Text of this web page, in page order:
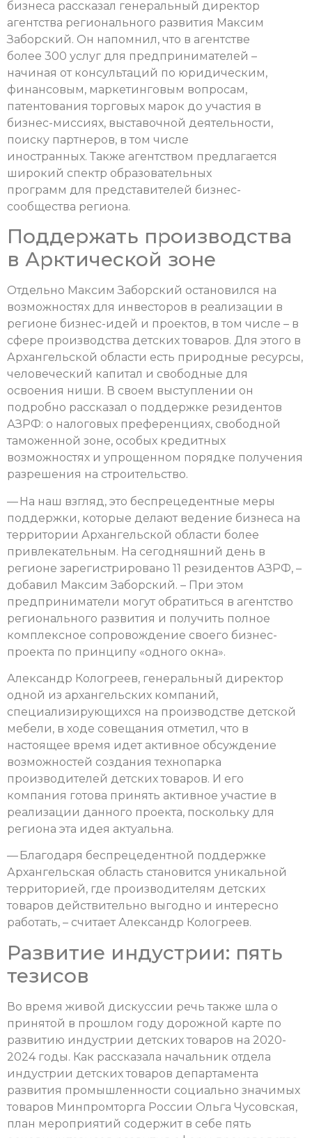
бизнеса рассказал генеральный директор
агентства регионального развития Максим
Заборский. Он напомнил, что в агентстве
более 300 услуг для предпринимателей –
начиная от консультаций по юридическим,
финансовым, маркетинговым вопросам,
патентования торговых марок до участия в
бизнес-миссиях, выставочной деятельности,
поиску партнеров, в том числе
иностранных. Также агентством предлагается
широкий спектр образовательных
программ для представителей бизнес-
сообщества региона.
Поддержать производства
в Арктической зоне
Отдельно Максим Заборский остановился на
возможностях для инвесторов в реализации в
регионе бизнес-идей и проектов, в том числе – в
сфере производства детских товаров. Для этого в
Архангельской области есть природные ресурсы,
человеческий капитал и свободные для
освоения ниши. В своем выступлении он
подробно рассказал о поддержке резидентов
АЗРФ: о налоговых преференциях, свободной
таможенной зоне, особых кредитных
возможностях и упрощенном порядке получения
разрешения на строительство.
— На наш взгляд, это беспрецедентные меры
поддержки, которые делают ведение бизнеса на
территории Архангельской области более
привлекательным. На сегодняшний день в
регионе зарегистрировано 11 резидентов АЗРФ, –
добавил Максим Заборский. – При этом
предприниматели могут обратиться в агентство
регионального развития и получить полное
комплексное сопровождение своего бизнес-
проекта по принципу «одного окна».
Александр Кологреев, генеральный директор
одной из архангельских компаний,
специализирующихся на производстве детской
мебели, в ходе совещания отметил, что в
настоящее время идет активное обсуждение
возможностей создания технопарка
производителей детских товаров. И его
компания готова принять активное участие в
реализации данного проекта, поскольку для
региона эта идея актуальна.
— Благодаря беспрецедентной поддержке
Архангельская область становится уникальной
территорией, где производителям детских
товаров действительно выгодно и интересно
работать, – считает Александр Кологреев.
Развитие индустрии: пять
тезисов
Во время живой дискуссии речь также шла о
принятой в прошлом году дорожной карте по
развитию индустрии детских товаров на 2020-
2024 годы. Как рассказала начальник отдела
индустрии детских товаров департамента
развития промышленности социально значимых
товаров Минпромторга России Ольга Чусовская,
план мероприятий содержит в себе пять